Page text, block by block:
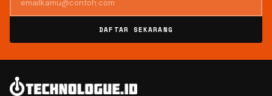
DAFTAR SEKARANG